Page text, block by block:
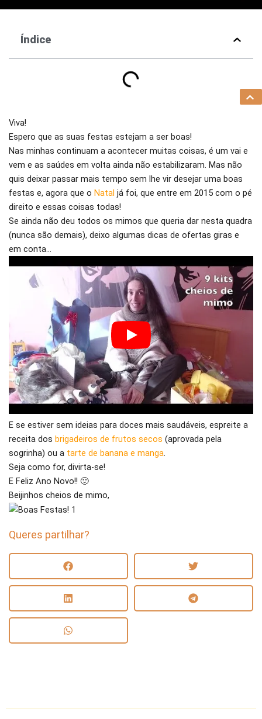
Índice
Viva!
Espero que as suas festas estejam a ser boas!
Nas minhas continuam a acontecer muitas coisas, é um vai e
vem e as saúdes em volta ainda não estabilizaram. Mas não
quis deixar passar mais tempo sem lhe vir desejar uma boas
festas e, agora que o Natal já foi, que entre em 2015 com o pé
direito e essas coisas todas!
Se ainda não deu todos os mimos que queria dar nesta quadra
(nunca são demais), deixo algumas dicas de ofertas giras e
em conta…
E se estiver sem ideias para doces mais saudáveis, espreite a
receita dos brigadeiros de frutos secos (aprovada pela
sogrinha) ou a tarte de banana e manga.
Seja como for, divirta-se!
E Feliz Ano Novo!! 🙂
Beijinhos cheios de mimo,
Queres partilhar?